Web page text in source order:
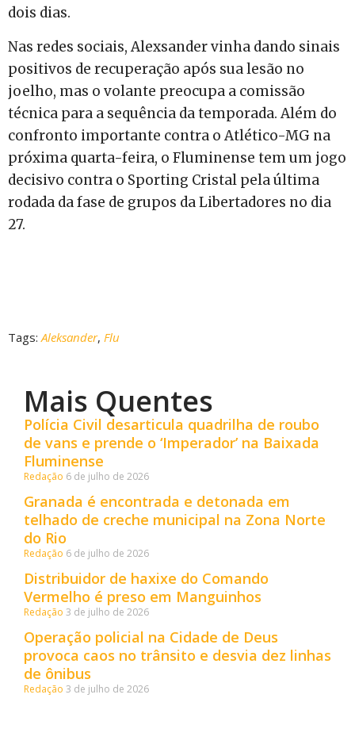
dois dias.
Nas redes sociais, Alexsander vinha dando sinais
positivos de recuperação após sua lesão no
joelho, mas o volante preocupa a comissão
técnica para a sequência da temporada. Além do
confronto importante contra o Atlético-MG na
próxima quarta-feira, o Fluminense tem um jogo
decisivo contra o Sporting Cristal pela última
rodada da fase de grupos da Libertadores no dia
27.
Tags: Aleksander, Flu
Mais Quentes
Polícia Civil desarticula quadrilha de roubo
de vans e prende o ‘Imperador’ na Baixada
Fluminense
Redação 6 de julho de 2026
Granada é encontrada e detonada em
telhado de creche municipal na Zona Norte
do Rio
Redação 6 de julho de 2026
Distribuidor de haxixe do Comando
Vermelho é preso em Manguinhos
Redação 3 de julho de 2026
Operação policial na Cidade de Deus
provoca caos no trânsito e desvia dez linhas
de ônibus
Redação 3 de julho de 2026